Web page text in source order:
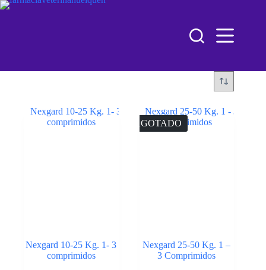
Nexgard 10-25 Kg. 1- 3
comprimidos
AGOTADO
Nexgard 25-50 Kg. 1 –
3 Comprimidos